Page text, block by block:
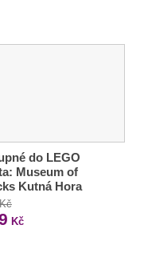
do LEGO
Museum of
Kutná Hora
Kč